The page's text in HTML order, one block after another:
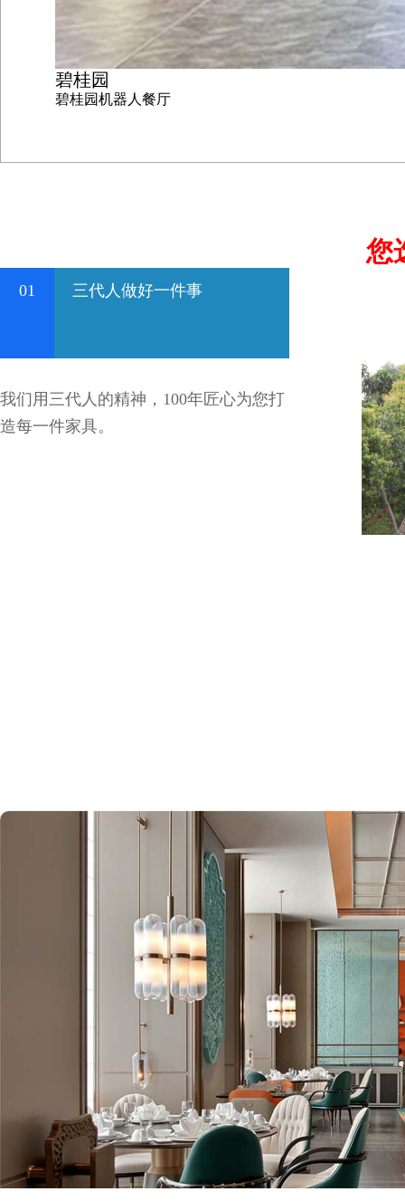
碧桂园
碧桂园机器人餐厅
您
01 三代人做好一件事
我们用三代人的精神，100年匠心为您打
造每一件家具。